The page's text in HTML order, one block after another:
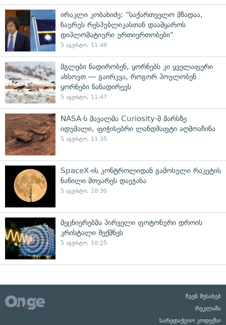
ირაკლი კობახიძე: "საქართველო მზადაა,
ნაურუს რესპუბლიკასთან დაამყაროს
დიპლომატიური ურთიერთობები"
5 აგვისტო, 11:49
მგლები ნადირობენ, ყორნებს კი ყველაფერი
ახსოვთ — გაირკვა, როგორ პოულობენ
ყორნები ნანადირევს
5 აგვისტო, 11:47
NASA-ს მავალმა Curiosity-მ მარსზე
იდუმალი, ფიჭისებრი ლანდშაფტი აღმოაჩინა
5 აგვისტო, 11:35
SpaceX-ის კონტროლიდან გამოსული რაკეტის
ნაწილი მთვარეს დაეჯახა
5 აგვისტო, 10:30
მეცნიერებმა პირველი ფოტონური დროის
კრისტალი შექმნეს
5 აგვისტო, 10:25
ჩვენ შესახებ
რეკლამა
სარედაქციო კოდექსი